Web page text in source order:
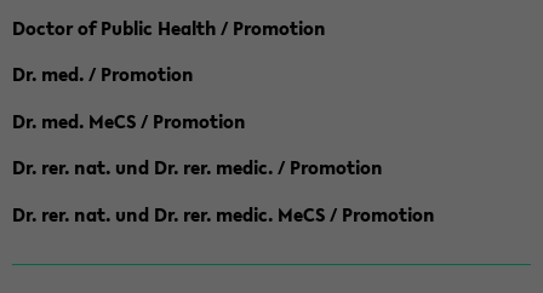
Doctor of Public Health / Promotion
Dr. med. / Promotion
Dr. med. MeCS / Promotion
Dr. rer. nat. und Dr. rer. medic. / Promotion
Dr. rer. nat. und Dr. rer. medic. MeCS / Promotion